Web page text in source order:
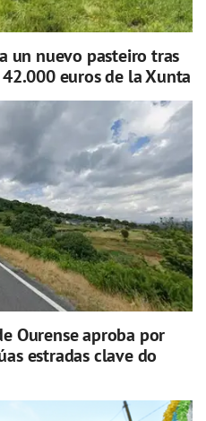
un nuevo pasteiro tras
euros de la Xunta
Ourense aproba por
estradas clave do